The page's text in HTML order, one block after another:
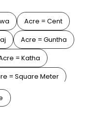
Acre = Cent
Acre = Guntha
= Katha
= Square Meter